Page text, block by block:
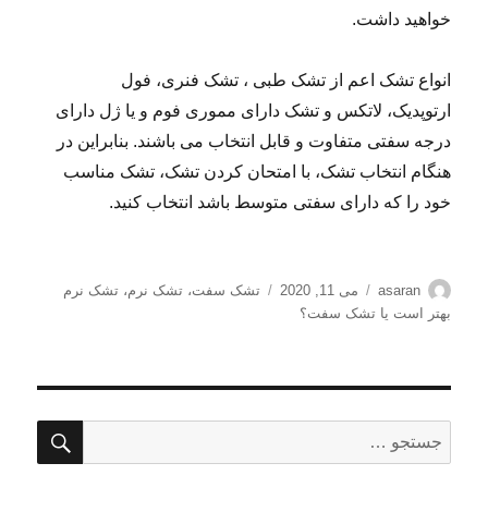
خواهید داشت.
انواع تشک اعم از تشک طبی ، تشک فنری، فول
ارتوپدیک، لاتکس و تشک دارای مموری فوم و یا ژل دارای
درجه سفتی متفاوت و قابل انتخاب می باشند. بنابراین در
هنگام انتخاب تشک، با امتحان کردن تشک، تشک مناسب
خود را که دارای سفتی متوسط باشد انتخاب کنید.
نویسنده
asaran
ارسال
شده
می 11, 2020 برچسب‌ها
تشک سفت،تشک نرم،تشک نرم
بهتر است یا تشک سفت؟
برای: